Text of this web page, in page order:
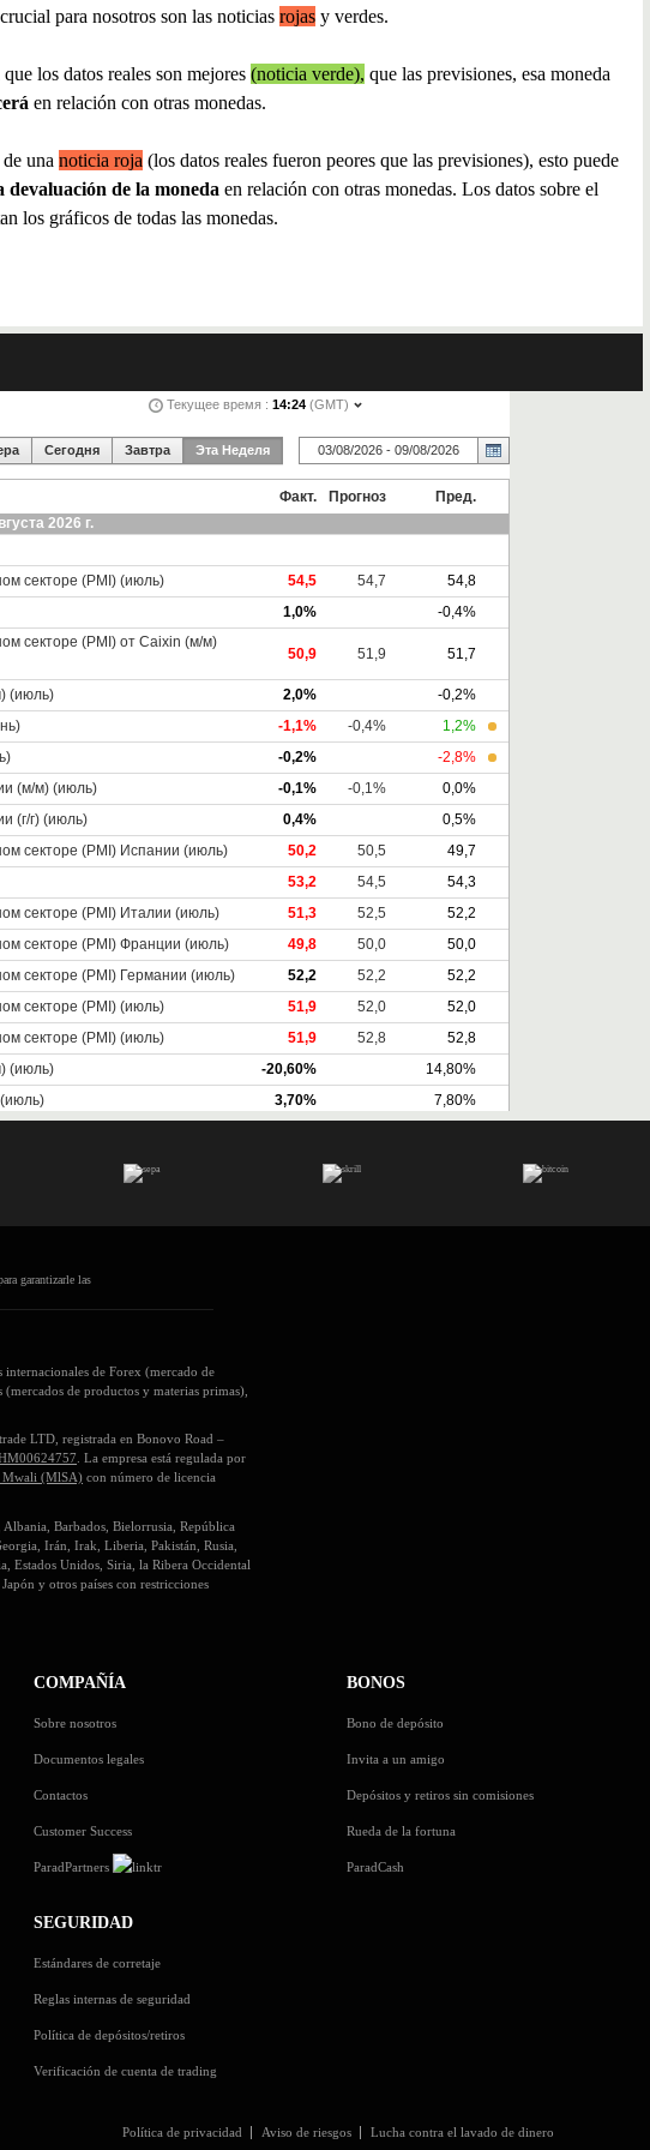
para nosotros son las noticiasrojas y verdes.
que los datos reales son mejores(noticia verde), que las previsiones, esa moneda
en relación con otras monedas.
de unanoticia roja (los datos reales fueron peores que las previsiones), esto puede
devaluación de la monedaen relación con otras monedas. Los datos sobre el
los gráficos de todas las monedas.
garantizarle las
COMPAÑÍA
Sobre nosotros
Documentos legales
Contactos
Customer Success
ParadPartners
BONOS
Bono de depósito
Invita a un amigo
Depósitos y retiros sin comisiones
Rueda de la fortuna
ParadCash
SEGURIDAD
Estándares de corretaje
Reglas internas de seguridad
Política de depósitos/retiros
Verificación de cuenta de trading
de Forex (mercado de
de productos y materias primas),
LTD, registrada en Bonovo Road –
. La empresa está regulada por
Mwali (MlSA) con número de licencia
Barbados, Bielorrusia, República
Irán, Irak, Liberia, Pakistán, Rusia,
Estados Unidos, Siria, la Ribera Occidental
y otros países con restricciones
Política de privacidad Aviso de riesgos Lucha contra el lavado de dinero